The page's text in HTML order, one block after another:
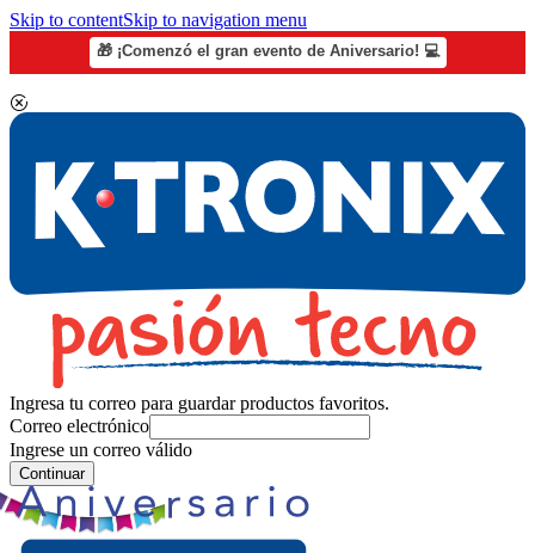
Skip to contentSkip to navigation menu
🎁 ¡Comenzó el gran evento de Aniversario! 💻
Ingresa tu correo para guardar productos favoritos.
Correo electrónico
Ingrese un correo válido
Continuar